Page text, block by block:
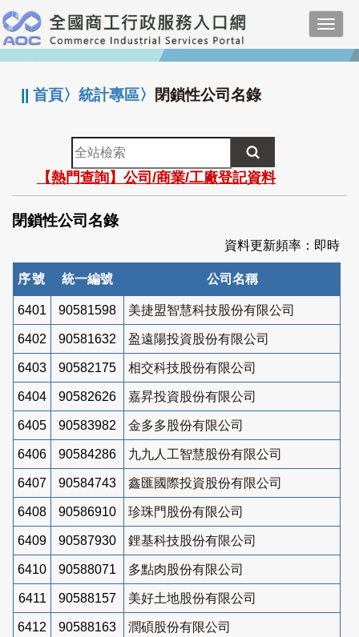
跳
到
主
要
:::
||首頁〉統計專區〉 閉鎖性公司名錄
全
站
檢
索
【熱門查詢】公司/商業/工廠登記資料
閉鎖性公司名錄
資料更新頻率：即時
序號 統一編號 公司名稱
6401 90581598 美捷盟智慧科技股份有限公司
6402 90581632 盈遠陽投資股份有限公司
6403 90582175 相交科技股份有限公司
6404 90582626 嘉昇投資股份有限公司
6405 90583982 金多多股份有限公司
6406 90584286 九九人工智慧股份有限公司
6407 90584743 鑫匯國際投資股份有限公司
6408 90586910 珍珠門股份有限公司
6409 90587930 鋰基科技股份有限公司
6410 90588071 多點肉股份有限公司
6411 90588157 美好土地股份有限公司
6412 90588163 潤碩股份有限公司